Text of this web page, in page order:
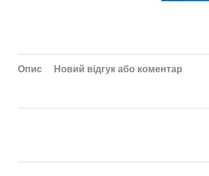
Опис Новий відгук або коментар